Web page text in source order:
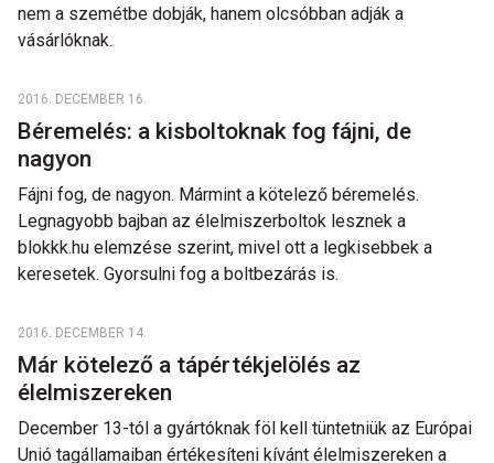
nem a szemétbe dobják, hanem olcsóbban adják a
vásárlóknak.
2016. DECEMBER 16.
Béremelés: a kisboltoknak fog fájni, de
nagyon
Fájni fog, de nagyon. Mármint a kötelező béremelés.
Legnagyobb bajban az élelmiszerboltok lesznek a
blokkk.hu elemzése szerint, mivel ott a legkisebbek a
keresetek. Gyorsulni fog a boltbezárás is.
2016. DECEMBER 14.
Már kötelező a tápértékjelölés az
élelmiszereken
December 13-tól a gyártóknak föl kell tüntetniük az Európai
Unió tagállamaiban értékesíteni kívánt élelmiszereken a